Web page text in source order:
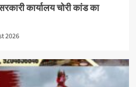
कार्यालय चोरी कांड का
2026